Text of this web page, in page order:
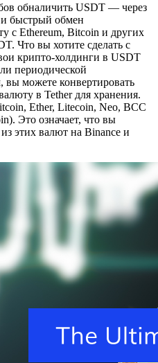
обналичить USDT — через
быстрый обмен
с Ethereum, Bitcoin и других
Что вы хотите сделать с
крипто-холдинги в USDT
периодической
вы можете конвертировать
в Tether для хранения.
Ether, Litecoin, Neo, BCC
Это означает, что вы
этих валют на Binance и